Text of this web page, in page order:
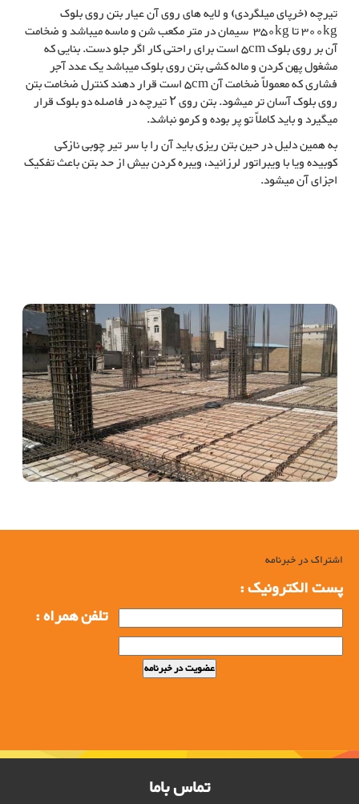
تیرچه (خرپای میلگردی) و لایه های روی آن عیار بتن روی بلوک
300kg تا 350kg سیمان در متر مکعب شن و ماسه میباشد و ضخامت
آن بر روی بلوک 5cm است برای راحتی کار اگر جلو دست. بنایی که
مشغول پهن کردن و ماله کشی بتن روی بلوک میباشد یک عدد آجر
فشاری که معمولاً ضخامت آن 5cm است قرار دهند کنترل ضخامت بتن
روی بلوک آسان تر میشود. بتن روی ۲ تیرچه در فاصله دو بلوک قرار
میگیرد و باید کاملاً تو پر بوده و کرمو نباشد.
به همین دلیل در حین بتن ریزی باید آن را با سر تیر چوبی نازکی
کوبیده ویا با ویبراتور لرزانید، ویبره کردن بیش از حد بتن باعث تفکیک
اجزای آن میشود.
اشتراک در خبرنامه
پست الکترونیک :
تلفن همراه :
تماس باما